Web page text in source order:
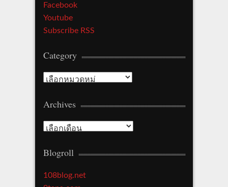
Facebook
Youtube
Subscribe RSS
Category
Category
Archives
Archives
Blogroll
108blog.net